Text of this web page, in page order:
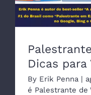
Dicas para
By Erik Penna |
é Palestrante de